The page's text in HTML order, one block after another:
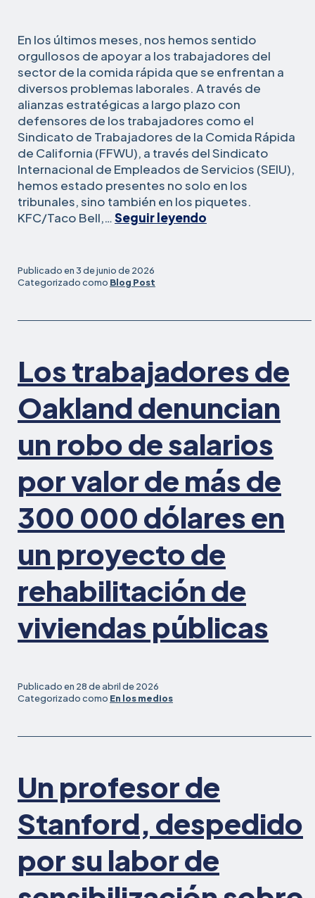
En los últimos meses, nos hemos sentido
orgullosos de apoyar a los trabajadores del
sector de la comida rápida que se enfrentan a
diversos problemas laborales. A través de
alianzas estratégicas a largo plazo con
defensores de los trabajadores como el
Sindicato de Trabajadores de la Comida Rápida
de California (FFWU), a través del Sindicato
Internacional de Empleados de Servicios (SEIU),
hemos estado presentes no solo en los
tribunales, sino también en los piquetes.
KFC/Taco Bell,…Seguir leyendo
sindicatos
y
defensores
para
defender
los
derechos
de
los
de
la
comida
rápida
Publicado en3 de junio de 2026
Categorizado como Blog Post
Los trabajadores de
Oakland denuncian
un robo de salarios
por valor de más de
300 000 dólares en
un proyecto de
rehabilitación de
viviendas públicas
Publicado en 28 de abril de 2026
Categorizado como En los medios
Un profesor de
Stanford, despedido
por su labor de